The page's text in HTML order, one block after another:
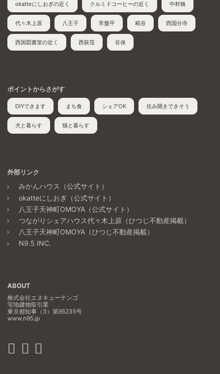
okatteにしおぎの近く クルミドコーヒーの近く 中村橋
代々木上原 八王子 常盤平 糀谷 西国分寺
西国図書室の近く 西荻窪 谷保
ポイントからさがす
DIYできます まち食 シェアOK 住み開きできそう
犬と暮らす 猫と暮らす
外部リンク
みかんハウス（公式サイト）
okatteにしおぎ（公式サイト）
八王子天神町OMOYA（公式サイト）
つながりシェアハウス代々木上原（ひつじ不動産掲載）
八王子天神町OMOYA（ひつじ不動産掲載）
N9.5 INC.
ABOUT
株式会社エヌキューテンゴ
宅地建物取引業
東京都知事（3）第95235号
www.n95.jp